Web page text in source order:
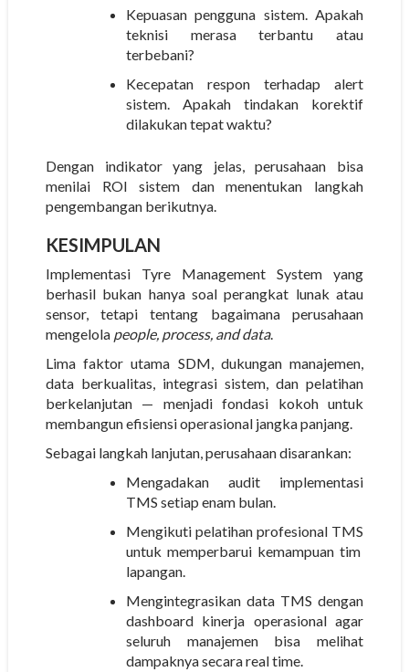
Kepuasan pengguna sistem.Apakah
teknisi merasa terbantu atau
terbebani?
Kecepatan respon terhadap alert
sistem.Apakah tindakan korektif
dilakukan tepat waktu?
Dengan indikator yang jelas, perusahaan bisa
menilai ROI sistem dan menentukan langkah
pengembangan berikutnya.
KESIMPULAN
Implementasi Tyre Management System yang
berhasil bukan hanya soal perangkat lunak atau
sensor, tetapi tentang bagaimana perusahaan
mengelola people, process, and data.
Lima faktor utama SDM, dukungan manajemen,
data berkualitas, integrasi sistem, dan pelatihan
berkelanjutan — menjadi fondasi kokoh untuk
membangun efisiensi operasional jangka panjang.
Sebagai langkah lanjutan, perusahaan disarankan:
Mengadakan audit implementasi
TMS setiap enam bulan.
Mengikuti pelatihan profesional TMS
untuk memperbarui kemampuan tim
lapangan.
Mengintegrasikan data TMS dengan
dashboard kinerja operasional agar
seluruh manajemen bisa melihat
dampaknya secara real time.